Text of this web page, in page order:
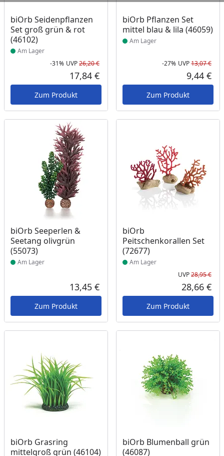
biOrb Seidenpflanzen
Set groß grün & rot
(46102)
Produkt am Lager
Am Lager
Rabatt in Prozent
-31%
Ursprünglicher Preis
UVP26,20 €
Aktueller Preis
17,84 €
Zum Produkt
biOrb Pflanzen Set
mittel blau & lila (46059)
Produkt am Lager
Am Lager
-27% UVP13,07 €
9,44 €
Zum Produkt
biOrb Seeperlen &
Seetang olivgrün
(55073)
Produkt am Lager
Am Lager
Aktueller Preis
13,45 €
Zum Produkt
biOrb
Peitschenkorallen Set
(72677)
Produkt am Lager
Am Lager
UVP28,95 €
28,66 €
Zum Produkt
biOrb Grasring
mittelgroß grün (46104)
Produkt am Lager
biOrb Blumenball grün
(46087)
Produkt am Lager